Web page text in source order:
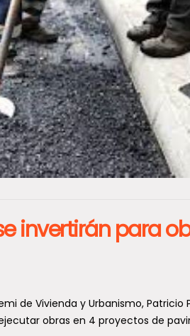
invertirán para
de Vivienda y Urbanismo, Patricio
obras en 4 proyectos de